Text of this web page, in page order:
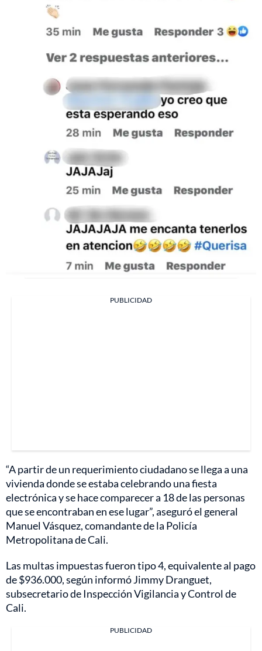
PUBLICIDAD
“A partir de un requerimiento ciudadano se llega a una
vivienda donde se estaba celebrando una fiesta
electrónica y se hace comparecer a 18 de las personas
que se encontraban en ese lugar”, aseguró el general
Manuel Vásquez, comandante de la Policía
Metropolitana de Cali.
Las multas impuestas fueron tipo 4, equivalente al pago
de $936.000, según informó Jimmy Dranguet,
subsecretario de Inspección Vigilancia y Control de
Cali.
PUBLICIDAD